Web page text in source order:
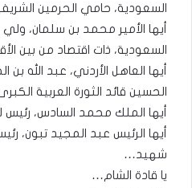
السعودية، حامي الحرمين
أيها الأمير محمد بن سلمان،
السعودية، ذات اقتصاد من بين
أيها العاهل الأردني، عبد الله
الحسين قائد الثورة العربية
أيها الملك محمد السادس،
أيها الرئيس عبد المجيد تبون،
شهيد…
يا قادة الشام…